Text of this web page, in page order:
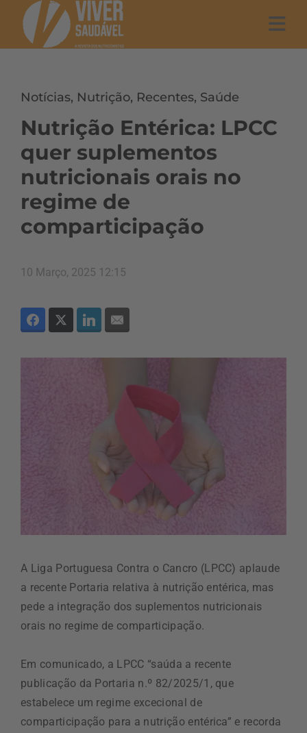
Notícias, Nutrição, Recentes, Saúde
Nutrição Entérica: LPCC
quer suplementos
nutricionais orais no
regime de
comparticipação
10 Março, 2025 12:15
A Liga Portuguesa Contra o Cancro (LPCC) aplaude
a recente Portaria relativa à nutrição entérica, mas
pede a integração dos suplementos nutricionais
orais no regime de comparticipação.
Em comunicado, a LPCC “saúda a recente
publicação da Portaria n.º 82/2025/1, que
estabelece um regime excecional de
comparticipação para a nutrição entérica” e recorda